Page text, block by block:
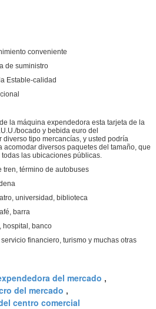
conveniente
de suministro
Estable-calidad
la máquina expendedora esta tarjeta de la
bocado y bebida euro del
diverso tipo mercancías, y usted podría
diversos paquetes del tamaño, que
las ubicaciones públicas.
tren, término de autobuses
universidad, biblioteca
barra
hospital, banco
financiero, turismo y muchas otras
del mercado ,
del mercado ,
centro comercial